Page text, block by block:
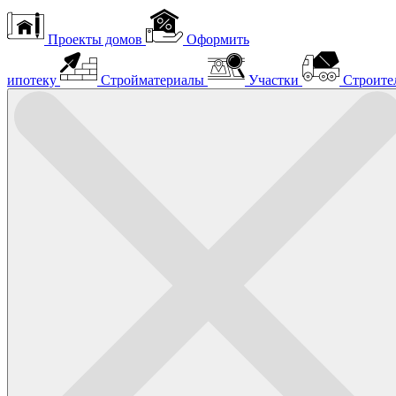
Проекты домов Оформить
ипотеку Стройматериалы Участки